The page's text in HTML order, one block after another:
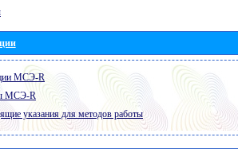
МСЭ-R
МСЭ-R
указания для методов работы